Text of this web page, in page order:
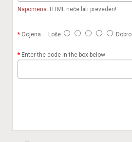
Napomena: HTML neće biti preveden!
Ocjena Loše Dobro
Enter the code in the box below